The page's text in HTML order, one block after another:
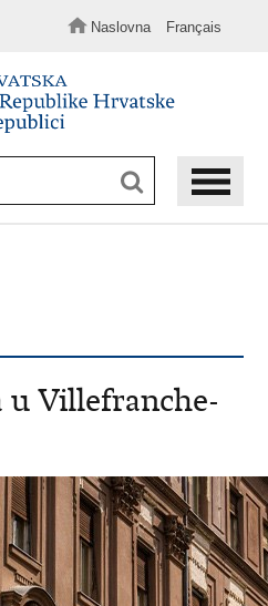
Naslovna Français
Villefranche-